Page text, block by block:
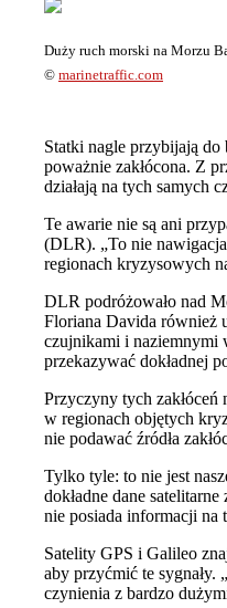
Duży ruch morski na Morzu
© marinetraffic.com
Statki nagle przybijają do
poważnie zakłócona. Z
działają na tych samych
Te awarie nie są ani
(DLR). „To nie
regionach kryzysowych
DLR podróżowało nad
Floriana Davida również
czujnikami i naziemnymi
przekazywać dokładnej
Przyczyny tych zakłóceń
w regionach objętych
nie podawać źródła
Tylko tyle: to nie jest
dokładne dane
nie posiada informacji na
Satelity GPS i Galileo
aby przyćmić te sygnały.
czynienia z bardzo